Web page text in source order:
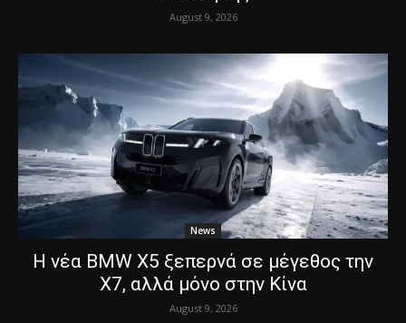
August 9, 2026
News
Η νέα BMW X5 ξεπερνά σε μέγεθος την
X7, αλλά μόνο στην Κίνα
August 9, 2026